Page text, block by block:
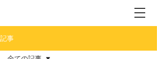
記事